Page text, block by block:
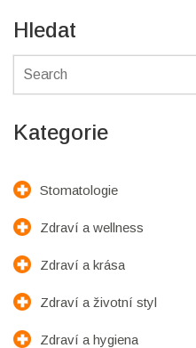
Hledat
Kategorie
Stomatologie
Zdraví a wellness
Zdraví a krása
Zdraví a životní styl
Zdraví a hygiena